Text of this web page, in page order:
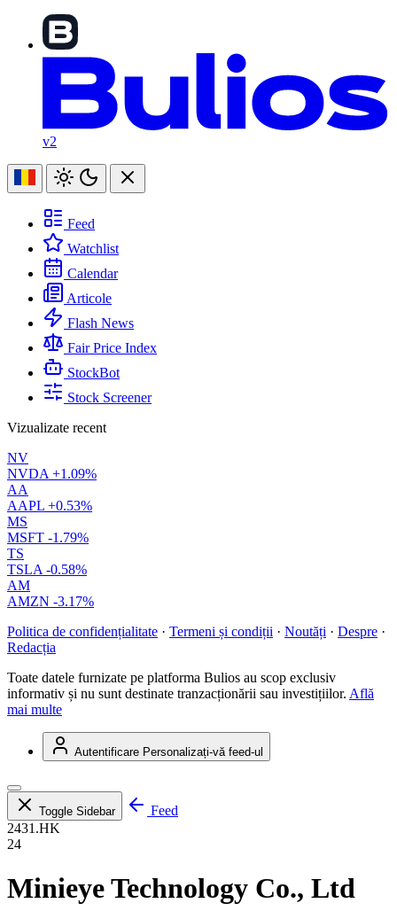
v2
Feed
Watchlist
Calendar
Articole
Flash News
Fair Price Index
StockBot
Stock Screener
Vizualizate recent
NV
NVDA +1.09%
AA
AAPL +0.53%
MS
MSFT -1.79%
TS
TSLA -0.58%
AM
AMZN -3.17%
Politica de confidențialitate · Termeni și condiții · Noutăți · Despre ·
Redacția
Toate datele furnizate pe platforma Bulios au scop exclusiv
informativ și nu sunt destinate tranzacționării sau investițiilor. Află
mai multe
Autentificare Personalizați-vă feed-ul
Toggle Sidebar
Feed
2431.HK
24
Minieye Technology Co., Ltd